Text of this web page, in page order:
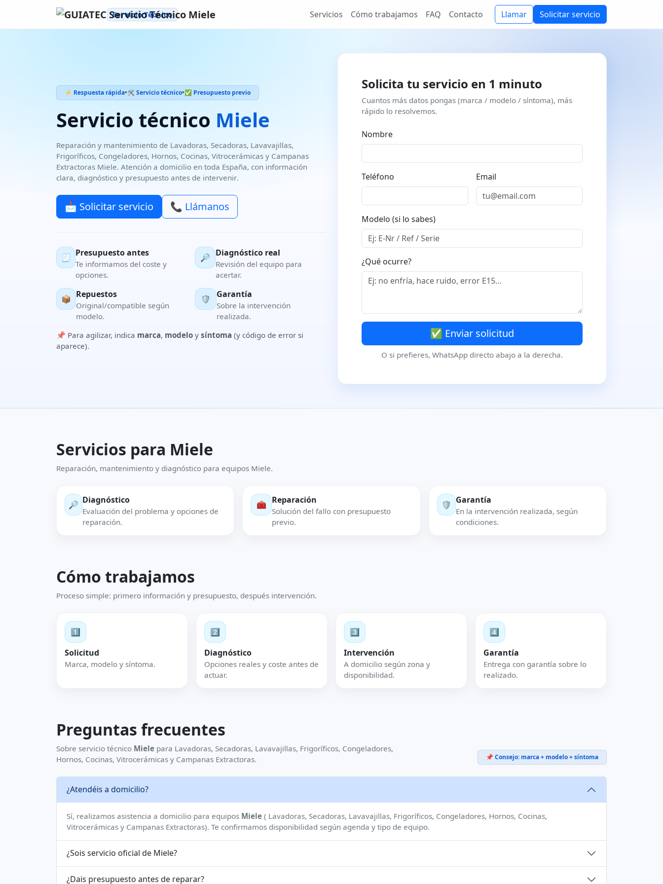
Servicio Técnico Servicios Cómo trabajamos FAQ Contacto Llamar Solicitar servicio
⚡ Respuesta rápida•🛠️ Servicio técnico•✅ Presupuesto previo
Servicio técnico Miele
Reparación y mantenimiento de Lavadoras, Secadoras, Lavavajillas,
Frigoríficos, Congeladores, Hornos, Cocinas, Vitrocerámicas y Campanas
Extractoras Miele. Atención a domicilio en toda España, con información
clara, diagnóstico y presupuesto antes de intervenir.
📩 Solicitar servicio 📞 Llámanos
🧾 Presupuesto antes
Te informamos del coste y
opciones.
🔎 Diagnóstico real
Revisión del equipo para
acertar.
📦 Repuestos
Original/compatible según
modelo.
🛡️ Garantía
Sobre la intervención
realizada.
📌 Para agilizar, indica marca, modelo y síntoma (y código de error si
aparece).
Solicita tu servicio en 1 minuto
Cuantos más datos pongas (marca / modelo / síntoma), más
rápido lo resolvemos.
Nombre
Teléfono Email
Modelo (si lo sabes)
¿Qué ocurre?
✅ Enviar solicitud
O si prefieres, WhatsApp directo abajo a la derecha.
Servicios para Miele
Reparación, mantenimiento y diagnóstico para equipos Miele.
🔎 Diagnóstico
Evaluación del problema y opciones de
reparación.
🧰 Reparación
Solución del fallo con presupuesto
previo.
🛡️ Garantía
En la intervención realizada, según
condiciones.
Cómo trabajamos
Proceso simple: primero información y presupuesto, después intervención.
1️⃣
Solicitud
Marca, modelo y síntoma.
2️⃣
Diagnóstico
Opciones reales y coste antes de
actuar.
3️⃣
Intervención
A domicilio según zona y
disponibilidad.
4️⃣
Garantía
Entrega con garantía sobre lo
realizado.
Preguntas frecuentes
Sobre servicio técnico Miele para Lavadoras, Secadoras, Lavavajillas, Frigoríficos, Congeladores,
Hornos, Cocinas, Vitrocerámicas y Campanas Extractoras.
📌 Consejo: marca + modelo + síntoma
¿Atendéis a domicilio?
Sí, realizamos asistencia a domicilio para equipos Miele ( Lavadoras, Secadoras, Lavavajillas, Frigoríficos, Congeladores, Hornos, Cocinas,
Vitrocerámicas y Campanas Extractoras). Te confirmamos disponibilidad según agenda y tipo de equipo.
¿Sois servicio oficial de Miele?
¿Dais presupuesto antes de reparar?